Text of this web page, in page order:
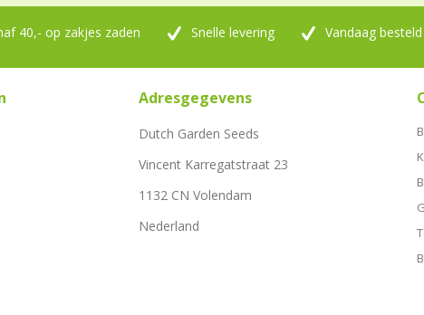
40,- op zakjes zaden Snelle levering Vandaag
Adresgegevens
Dutch Garden Seeds
Vincent Karregatstraat 23
1132 CN Volendam
Nederland